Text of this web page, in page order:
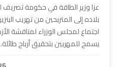
عزا وزير الطاقة في حكومة تصريف
بلاده إلى المتربحين من تهريب
اجتماع لمجلس الوزراء لمناقشة
يسمح للمهربين بتحقيق أرباح طائلة.